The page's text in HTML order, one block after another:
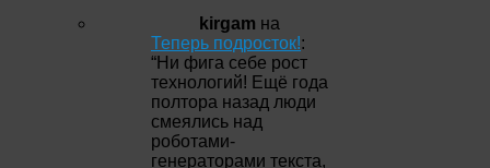
kirgam на
Теперь подросток!:
“Ни фига себе рост
технологий! Ещё года
полтора назад люди
смеялись над
роботами-
генераторами текста,